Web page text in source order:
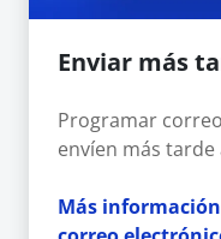
Enviar más
Programar
envíen más
Más